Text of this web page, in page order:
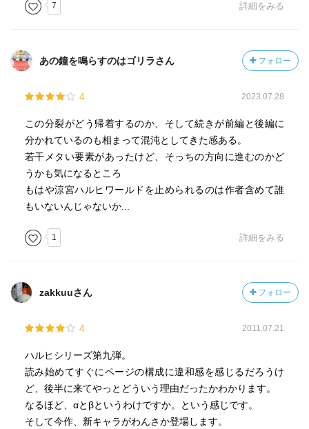
7 詳細をみる
あの鐘を鳴らすのはゴリラさん フォロー
4 2023.07.28
この分裂がどう帰着するのか、そして続きが前編と後編に
分かれているのも相まって混沌としてきた感ある。
若干メタい要素があったけど、そっちの方向に進むのかど
うかも気になるところ
もはや涼宮ハルヒワールドを止められるのは作者含めて誰
もいないんじゃないか...
1 詳細をみる
zakkuuさん フォロー
4 2011.07.21
ハルヒシリーズ第九弾。
読み始めてすぐにページの構成に違和感を感じるだろうけ
ど、後半に来てやっとどういう理由だったかわかります。
なるほど、αとβというわけですか。という感じです。
そして今作、新キャラがわんさか登場します。